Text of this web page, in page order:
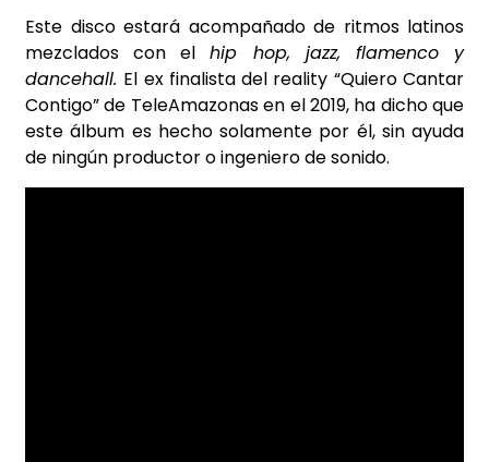
Este disco estará acompañado de ritmos latinos
mezclados con elhip hop, jazz, flamenco y
dancehall. El ex finalista del reality “Quiero Cantar
Contigo” de TeleAmazonas en el 2019, ha dicho que
este álbum es hecho solamente por él, sin ayuda
de ningún productor o ingeniero de sonido.